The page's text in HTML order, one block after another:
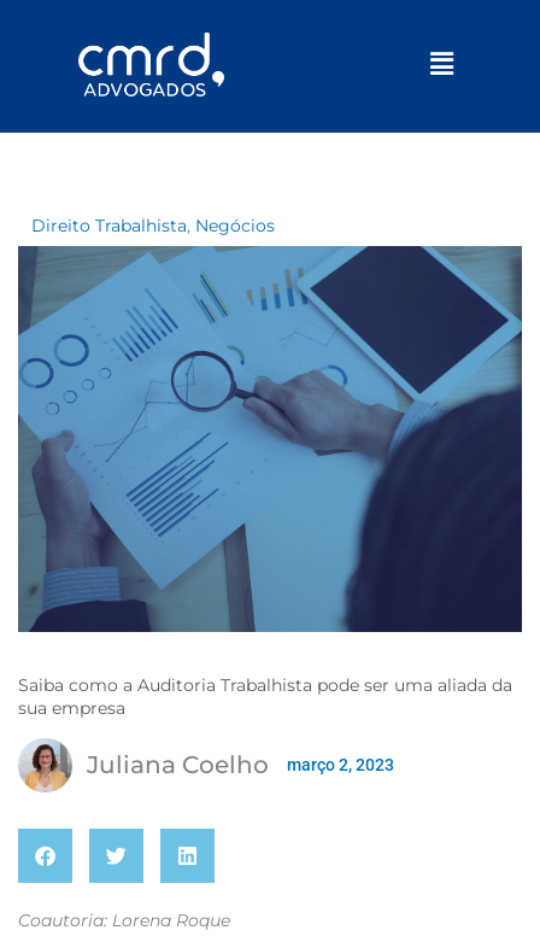
Menu
Direito Trabalhista, Negócios
Saiba como a Auditoria Trabalhista pode ser uma aliada da
sua empresa
Juliana Coelho março 2, 2023
Coautoria: Lorena Roque